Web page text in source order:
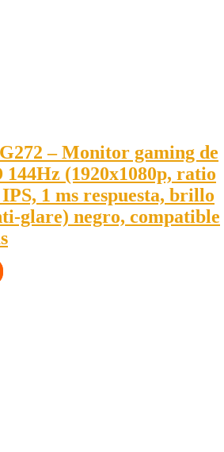
– Monitor gaming de
(1920x1080p, ratio
1 ms respuesta, brillo
glare) negro, compatible